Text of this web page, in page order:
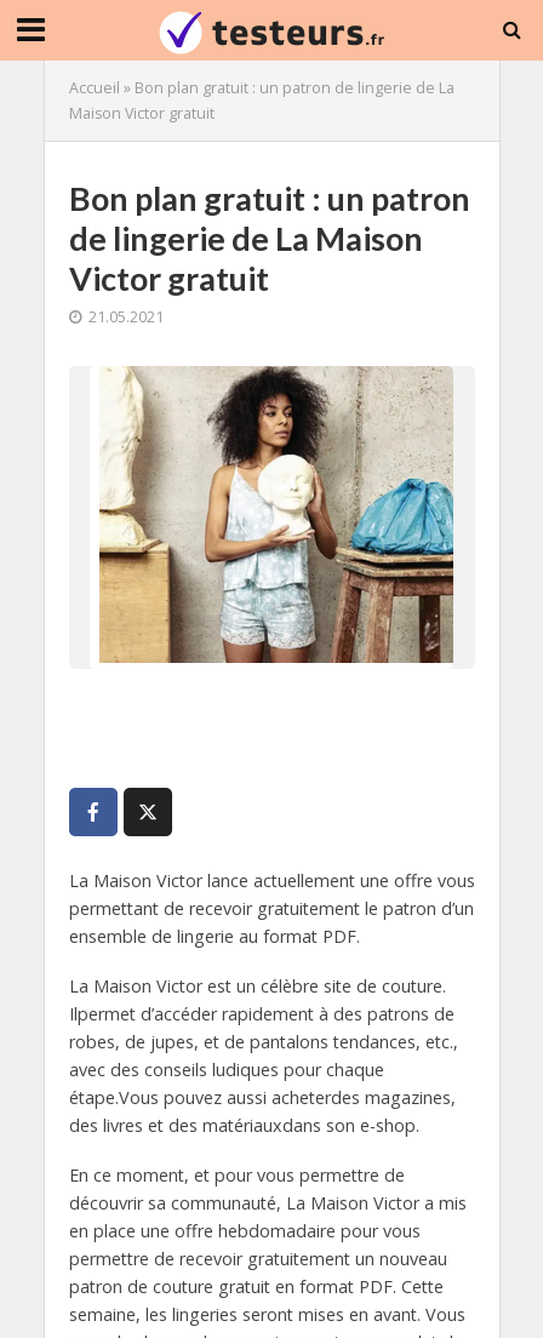
Accueil » Bon plan gratuit : un patron de lingerie de La
Maison Victor gratuit
Bon plan gratuit : un patron
de lingerie de La Maison
Victor gratuit
21.05.2021
La Maison Victor lance actuellement une offre vous
permettant de recevoir gratuitement le patron d’un
ensemble de lingerie au format PDF.
La Maison Victor est un célèbre site de couture.
Ilpermet d’accéder rapidement à des patrons de
robes, de jupes, et de pantalons tendances, etc.,
avec des conseils ludiques pour chaque
étape.Vous pouvez aussi acheterdes magazines,
des livres et des matériauxdans son e-shop.
En ce moment, et pour vous permettre de
découvrir sa communauté, La Maison Victor a mis
en place une offre hebdomadaire pour vous
permettre de recevoir gratuitement un nouveau
patron de couture gratuit en format PDF. Cette
semaine, les lingeries seront mises en avant. Vous